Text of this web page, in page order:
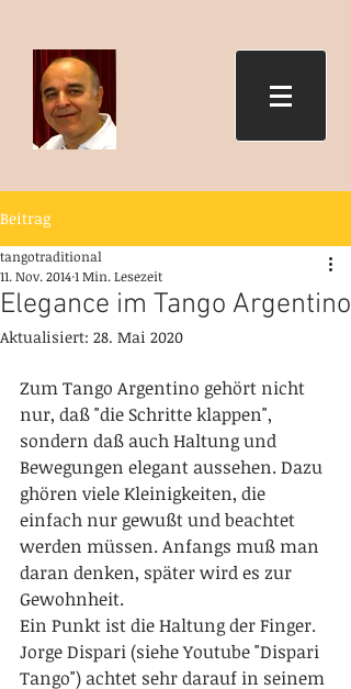
Beitrag
Elegance im Tango Argentino
tangotraditional
11. Nov. 20141 Min. Lesezeit
Aktualisiert: 28. Mai 2020
Zum Tango Argentino gehört nicht
nur, daß "die Schritte klappen",
sondern daß auch Haltung und
Bewegungen elegant aussehen. Dazu
ghören viele Kleinigkeiten, die
einfach nur gewußt und beachtet
werden müssen. Anfangs muß man
daran denken, später wird es zur
Gewohnheit.
Ein Punkt ist die Haltung der Finger.
Jorge Dispari (siehe Youtube "Dispari
Tango") achtet sehr darauf in seinem